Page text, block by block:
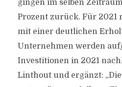
gingen im selben
Prozent zurück. Für 2021
mit einer deutlichen
Unternehmen werden
Investitionen in 2021
Linthout und ergänzt: